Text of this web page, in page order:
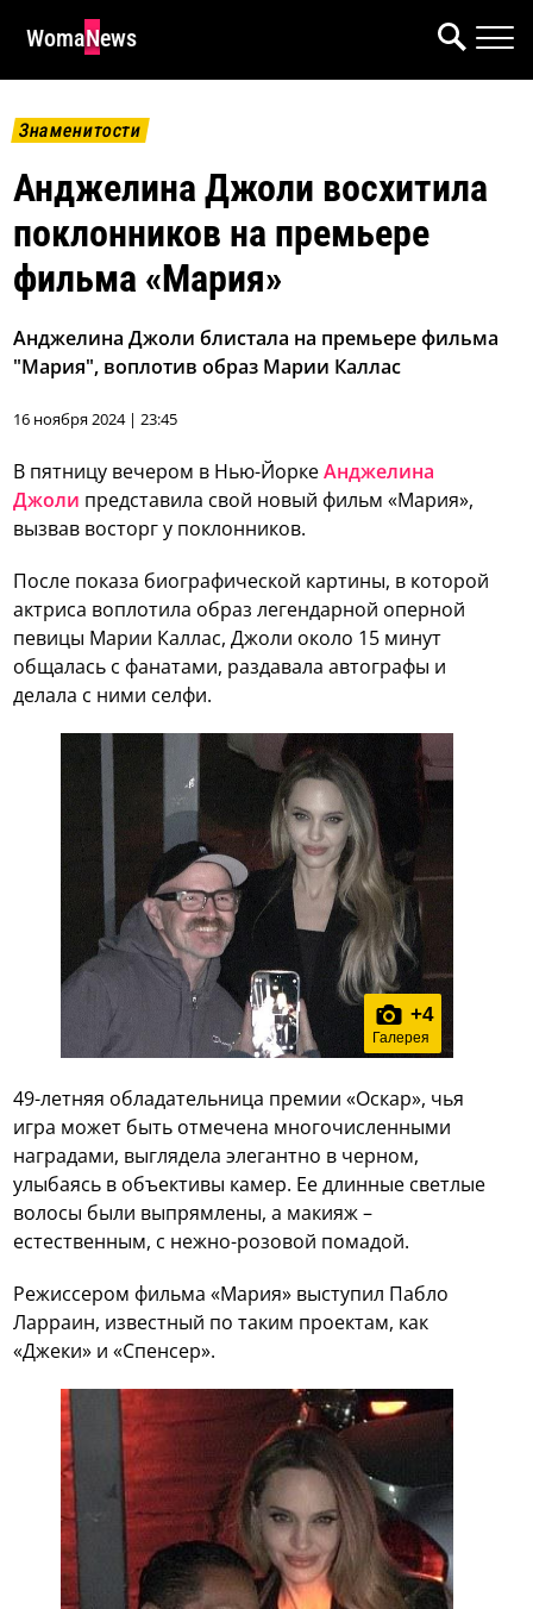
WomaNews
Знаменитости
Анджелина Джоли восхитила
поклонников на премьере
фильма «Мария»
Анджелина Джоли блистала на премьере фильма
"Мария", воплотив образ Марии Каллас
16 ноября 2024 | 23:45
В пятницу вечером в Нью-ЙоркеАнджелина
Джоли представила свой новый фильм «Мария»,
вызвав восторг у поклонников.
После показа биографической картины, в которой
актриса воплотила образ легендарной оперной
певицы Марии Каллас, Джоли около 15 минут
общалась с фанатами, раздавала автографы и
делала с ними селфи.
+4
Галерея
49-летняя обладательница премии «Оскар», чья
игра может быть отмечена многочисленными
наградами, выглядела элегантно в черном,
улыбаясь в объективы камер. Ее длинные светлые
волосы были выпрямлены, а макияж –
естественным, с нежно-розовой помадой.
Режиссером фильма «Мария» выступил Пабло
Ларраин, известный по таким проектам, как
«Джеки» и «Спенсер».